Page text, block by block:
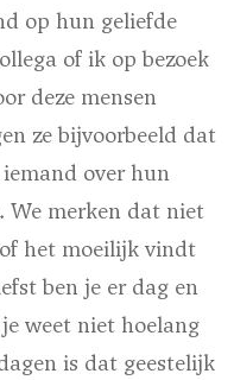
op hun geliefde
of ik op bezoek
deze mensen
ze bijvoorbeeld dat
over hun
We merken dat niet
het moeilijk vindt
ben je er dag en
weet niet hoelang
is dat geestelijk